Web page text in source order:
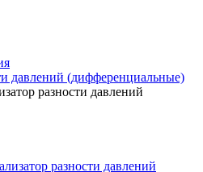
давлений (дифференциальные)
разности давлений